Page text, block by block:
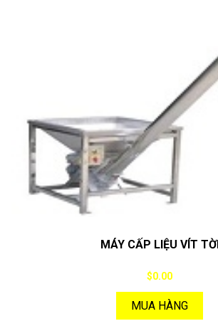
MÁY CẤP LIỆU VÍT TỜI
$0.00
MUA HÀNG